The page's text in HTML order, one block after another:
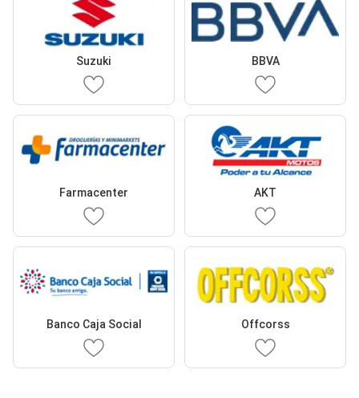
Suzuki BBVA
Farmacenter AKT
Banco Caja Social Offcorss